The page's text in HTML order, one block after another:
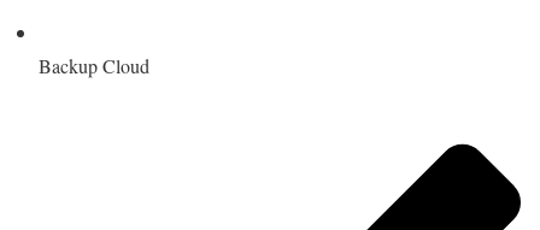
Backup Cloud